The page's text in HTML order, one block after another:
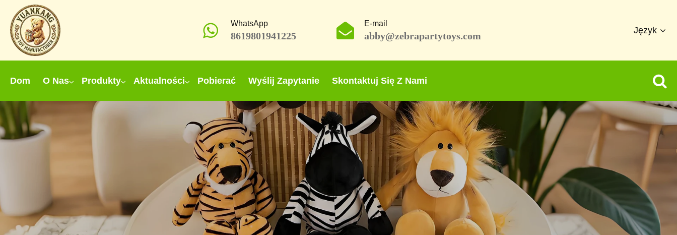
WhatsApp
8619801941225
E-mail
abby@zebrapartytoys.com
Język
Dom O Nas Produkty Aktualności Pobierać Wyślij Zapytanie Skontaktuj Się Z Nami